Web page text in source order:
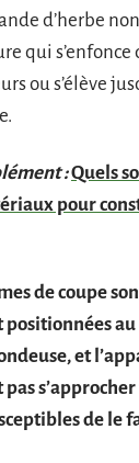
d’herbe
qui s’enfonce
ou s’élève
:Quels
pour
de coupe
au
et
de le